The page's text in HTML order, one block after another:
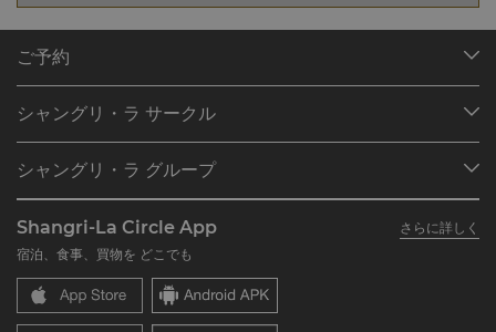
ご予約
ご予約の検索
レストラン＆バー
シャングリ・ラ サークル
シャングリ・ラ サークルに入会
よくあるお問合せや質問
SLCに関するお問い合わせ
シャングリ・ラ グループ
シャングリ・ラ ブランド
シャングリ・ラ センター
レジデンス
お問い合わせ
採用情報
企業の社会的責任
ニュース
Shangri-La Circle App
さらに詳しく
宿泊、食事、買物を どこでも